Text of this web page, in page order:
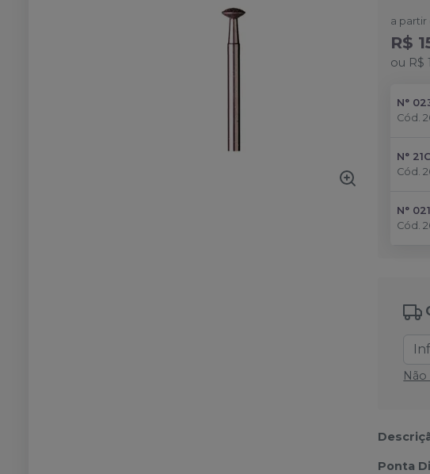
a partir
R$
ou R$
N°
Cód.
N° 21C
Cód.
N° 021
Cód.
Não
Ponta